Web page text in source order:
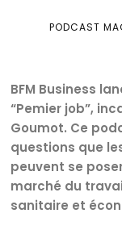
PODCAST
BFM Business
“Pemier job”,
Goumot. Ce
questions que
peuvent se
marché du
sanitaire et